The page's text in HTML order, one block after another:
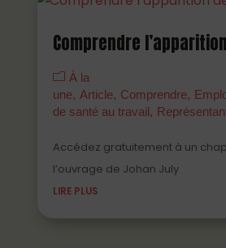
Comprendre
À la
une
Article Comprendre
de santé au travail
Accédez gratuitement à un
l’ouvrage de Johan July
LIRE PLUS